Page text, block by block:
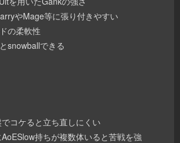
やMage等に張り付きやすい
の柔軟性
snowballできる
コケると立ち直しにくい
持ちが複数体いると苦戦を強